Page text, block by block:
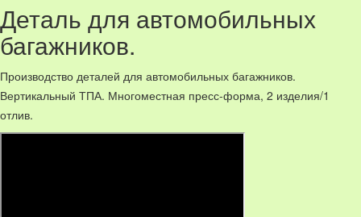
Деталь для автомобильных
багажников.
Производство деталей для автомобильных багажников.
Вертикальный ТПА. Многоместная пресс-форма, 2 изделия/1
отлив.